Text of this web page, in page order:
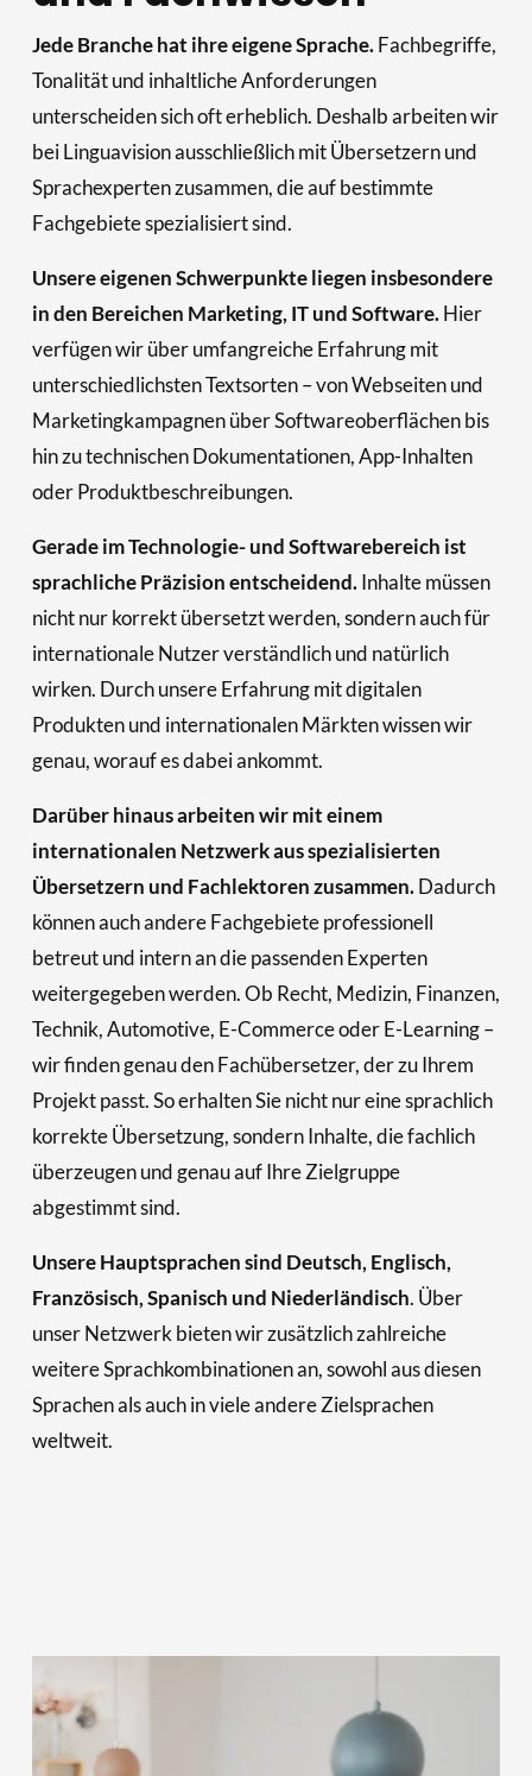
Jede Branche hat ihre eigene Sprache. Fachbegriffe,
Tonalität und inhaltliche Anforderungen
unterscheiden sich oft erheblich. Deshalb arbeiten wir
bei Linguavision ausschließlich mit Übersetzern und
Sprachexperten zusammen, die auf bestimmte
Fachgebiete spezialisiert sind.
Unsere eigenen Schwerpunkte liegen insbesondere
in den Bereichen Marketing, IT und Software. Hier
verfügen wir über umfangreiche Erfahrung mit
unterschiedlichsten Textsorten – von Webseiten und
Marketingkampagnen über Softwareoberflächen bis
hin zu technischen Dokumentationen, App-Inhalten
oder Produktbeschreibungen.
Gerade im Technologie- und Softwarebereich ist
sprachliche Präzision entscheidend. Inhalte müssen
nicht nur korrekt übersetzt werden, sondern auch für
internationale Nutzer verständlich und natürlich
wirken. Durch unsere Erfahrung mit digitalen
Produkten und internationalen Märkten wissen wir
genau, worauf es dabei ankommt.
Darüber hinaus arbeiten wir mit einem
internationalen Netzwerk aus spezialisierten
Übersetzern und Fachlektoren zusammen. Dadurch
können auch andere Fachgebiete professionell
betreut und intern an die passenden Experten
weitergegeben werden. Ob Recht, Medizin, Finanzen,
Technik, Automotive, E-Commerce oder E-Learning –
wir finden genau den Fachübersetzer, der zu Ihrem
Projekt passt. So erhalten Sie nicht nur eine sprachlich
korrekte Übersetzung, sondern Inhalte, die fachlich
überzeugen und genau auf Ihre Zielgruppe
abgestimmt sind.
Unsere Hauptsprachen sind Deutsch, Englisch,
Französisch, Spanisch und Niederländisch. Über
unser Netzwerk bieten wir zusätzlich zahlreiche
weitere Sprachkombinationen an, sowohl aus diesen
Sprachen als auch in viele andere Zielsprachen
weltweit.